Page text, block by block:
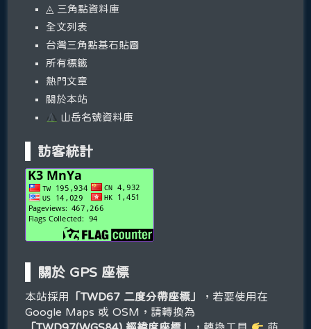
◬ 三角點資料庫
全文列表
台灣三角點基石貼圖
所有標籤
熱門文章
關於本站
山岳名號資料庫
訪客統計
關於 GPS 座標
本站採用 「TWD67 二度分帶座標」
，若要使用在
Google Maps 或 OSM，請轉換為